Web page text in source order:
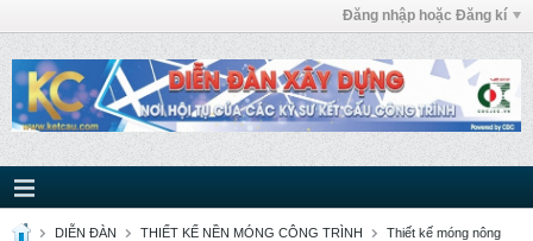
Đăng nhập hoặc Đăng kí
DIỄN ĐÀN THIẾT KẾ NỀN MÓNG CÔNG TRÌNH Thiết kế móng nông